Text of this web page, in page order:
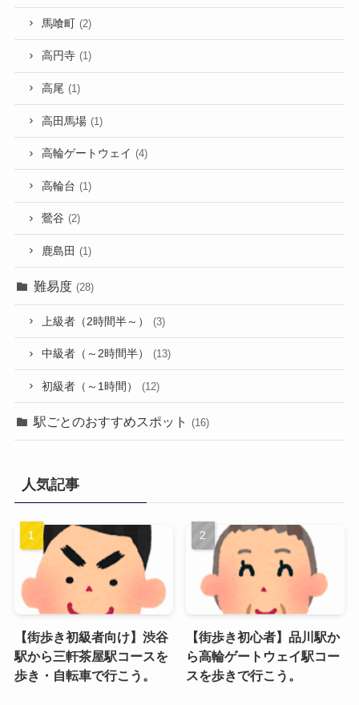
馬喰町 (2)
高円寺 (1)
高尾 (1)
高田馬場 (1)
高輪ゲートウェイ (4)
高輪台 (1)
鶯谷 (2)
鹿島田 (1)
難易度 (28)
上級者（2時間半～） (3)
中級者（～2時間半） (13)
初級者（～1時間） (12)
駅ごとのおすすめスポット (16)
人気記事
【街歩き初級者向け】渋谷
駅から三軒茶屋駅コースを
歩き・自転車で行こう。
【街歩き初心者】品川駅か
ら高輪ゲートウェイ駅コー
スを歩きで行こう。